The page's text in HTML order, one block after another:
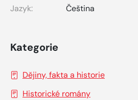
Jazyk:
Čeština
Kategorie
Dějiny, fakta a historie
Historické romány